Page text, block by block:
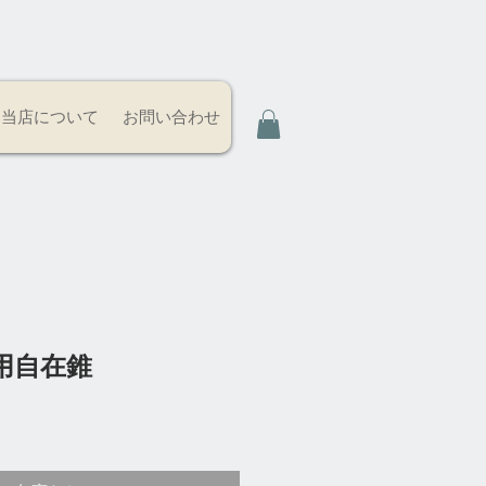
当店について お問い合わせ
自在錐